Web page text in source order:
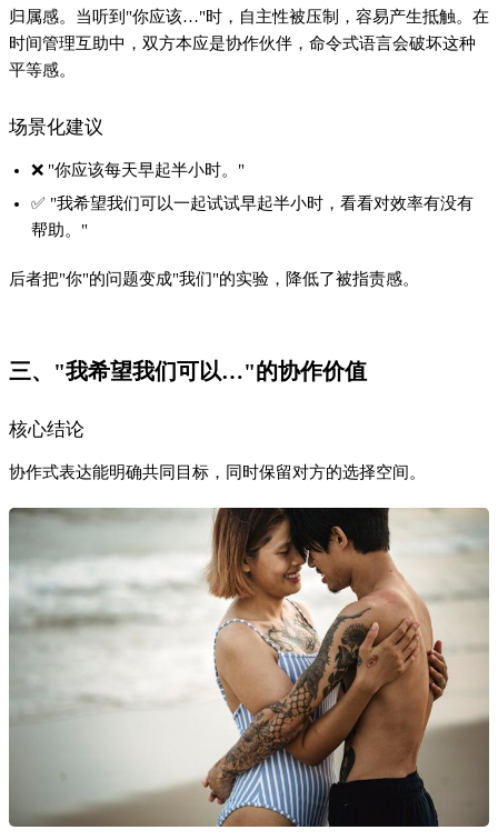
归属感。当听到"你应该…"时，自主性被压制，容易产生抵触。在
时间管理互助中，双方本应是协作伙伴，命令式语言会破坏这种
平等感。
场景化建议
❌ "你应该每天早起半小时。"
✅ "我希望我们可以一起试试早起半小时，看看对效率有没有
帮助。"
后者把"你"的问题变成"我们"的实验，降低了被指责感。
三、"我希望我们可以…"的协作价值
核心结论
协作式表达能明确共同目标，同时保留对方的选择空间。